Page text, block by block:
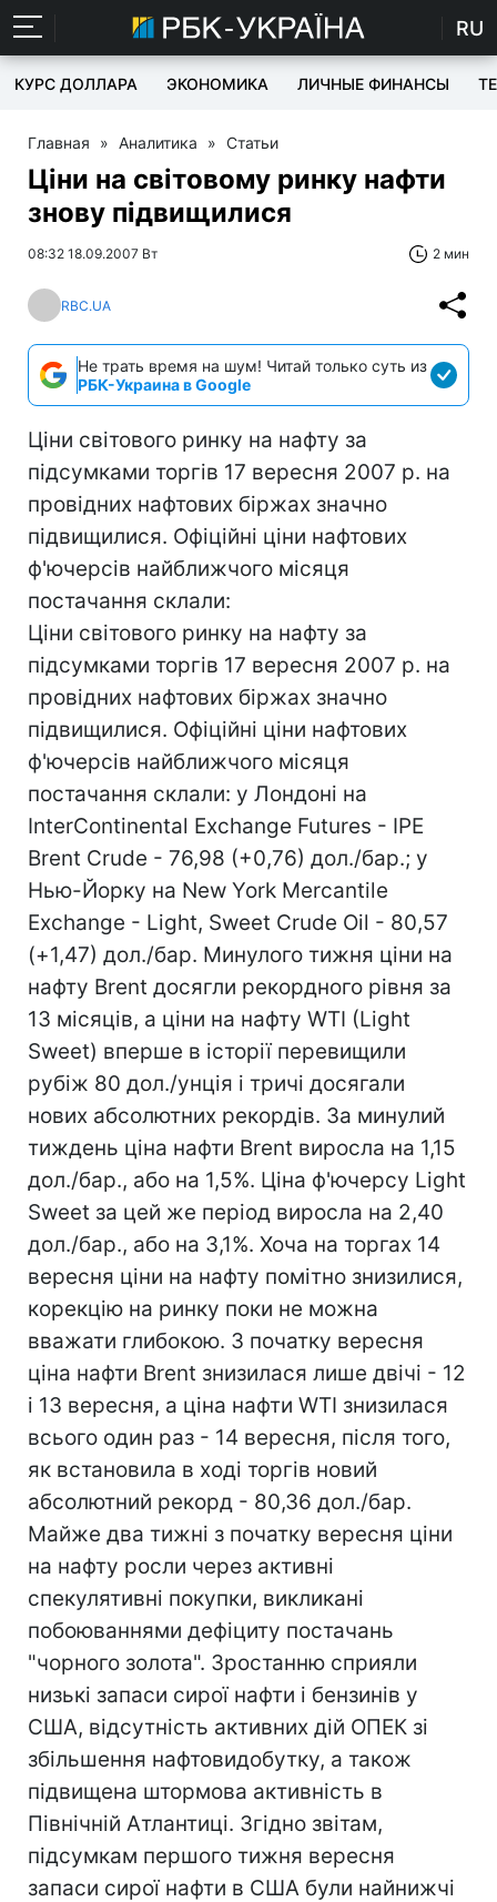
RU
КУРС ДОЛЛАРА ЭКОНОМИКА ЛИЧНЫЕ ФИНАНСЫ
Главная » Аналитика » Статьи
Ціни на світовому ринку нафти
знову підвищилися
08:32 18.09.2007 Вт 2 мин
RBC.UA
Не трать время на шум! Читай только суть из
РБК-Украина в Google
Ціни світового ринку на нафту за
підсумками торгів 17 вересня 2007 р. на
провідних нафтових біржах значно
підвищилися. Офіційні ціни нафтових
ф'ючерсів найближчого місяця
постачання склали:
Ціни світового ринку на нафту за
підсумками торгів 17 вересня 2007 р. на
провідних нафтових біржах значно
підвищилися. Офіційні ціни нафтових
ф'ючерсів найближчого місяця
постачання склали: у Лондоні на
InterContinental Exchange Futures - IPE
Brent Crude - 76,98 (+0,76) дол./бар.; у
Нью-Йорку на New York Mercantile
Exchange - Light, Sweet Crude Oil - 80,57
(+1,47) дол./бар. Минулого тижня ціни на
нафту Brent досягли рекордного рівня за
13 місяців, а ціни на нафту WTI (Light
Sweet) вперше в історії перевищили
рубіж 80 дол./унція і тричі досягали
нових абсолютних рекордів. За минулий
тиждень ціна нафти Brent виросла на 1,15
дол./бар., або на 1,5%. Ціна ф'ючерсу Light
Sweet за цей же період виросла на 2,40
дол./бар., або на 3,1%. Хоча на торгах 14
вересня ціни на нафту помітно знизилися,
корекцію на ринку поки не можна
вважати глибокою. З початку вересня
ціна нафти Brent знизилася лише двічі - 12
і 13 вересня, а ціна нафти WTI знизилася
всього один раз - 14 вересня, після того,
як встановила в ході торгів новий
абсолютний рекорд - 80,36 дол./бар.
Майже два тижні з початку вересня ціни
на нафту росли через активні
спекулятивні покупки, викликані
побоюваннями дефіциту постачань
"чорного золота". Зростанню сприяли
низькі запаси сирої нафти і бензинів у
США, відсутність активних дій ОПЕК зі
збільшення нафтовидобутку, а також
підвищена штормова активність в
Північній Атлантиці. Згідно звітам,
підсумкам першого тижня вересня
запаси сирої нафти в США були найнижчі